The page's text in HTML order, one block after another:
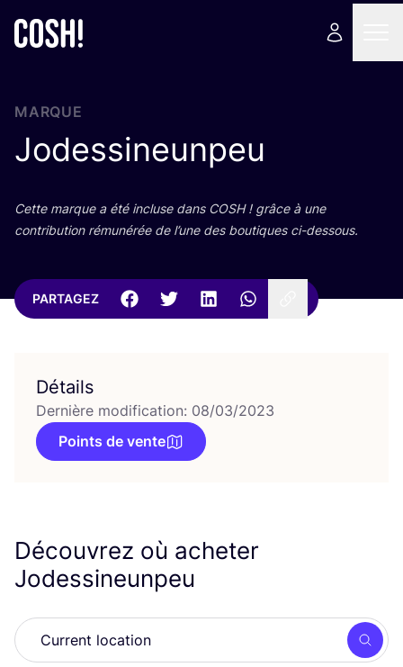
MARQUE
Jodessineunpeu
Cette marque a été incluse dans COSH! grâce à une
contri­bu­tion rému­né­rée de l’une des bou­tiques ci-dessous.
PARTAGEZ
Détails
Dernière modification: 08/03/2023
Points de vente
Découvrez où acheter
Jodessineunpeu